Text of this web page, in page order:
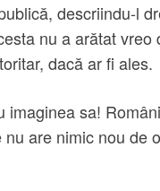
descriindu-l
nu a arătat
dacă ar fi ales.
sa!
are nimic nou de